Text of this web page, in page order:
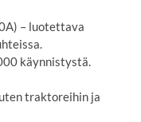
– luotettava
käynnistystä.
traktoreihin ja